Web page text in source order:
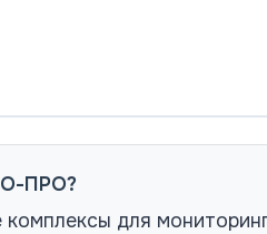
ПРО?
для